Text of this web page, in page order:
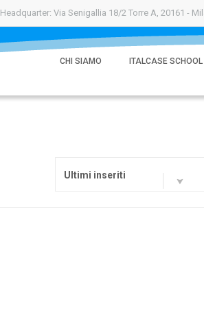
Headquarter: Via Senigallia 18/2 Torre A, 20161 -
CHI SIAMO ITALCASE SCHOOL
Ultimi inseriti